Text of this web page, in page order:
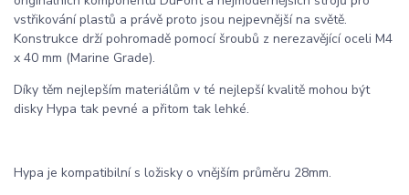
vstřikování plastů a právě proto jsou nejpevnější na světě.
Konstrukce drží pohromadě pomocí šroubů z nerezavějící oceli M4
x 40 mm (Marine Grade).
Díky těm nejlepším materiálům v té nejlepší kvalitě mohou být
disky Hypa tak pevné a přitom tak lehké.
Hypa je kompatibilní s ložisky o vnějším průměru 28mm.